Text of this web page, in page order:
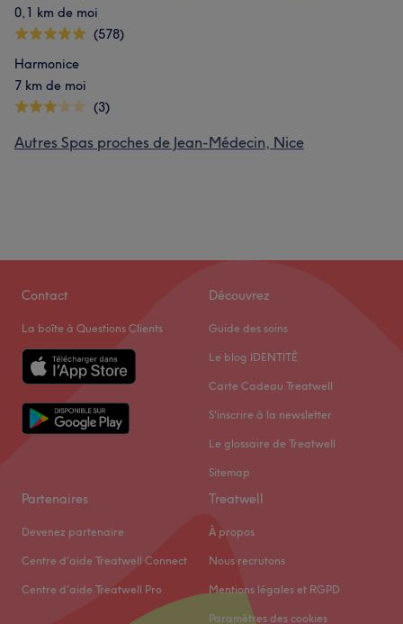
0,1 km de moi
(578)
Harmonice
7 km de moi
(3)
Autres Spas proches de Jean-Médecin, Nice
Contact
La boîte à Questions Clients
Découvrez
Guide des soins
Le blog IDENTITÉ
Carte Cadeau Treatwell
S'inscrire à la newsletter
Le glossaire de Treatwell
Sitemap
Partenaires
Devenez partenaire
Centre d'aide Treatwell Connect
Centre d'aide Treatwell Pro
Treatwell
À propos
Nous recrutons
Mentions légales et RGPD
Paramètres des cookies